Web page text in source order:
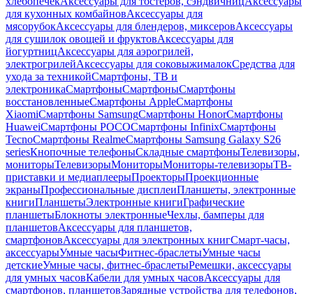
для кухонных комбайновАксессуары для
мясорубокАксессуары для блендеров, миксеровАксессуары
для сушилок овощей и фруктовАксессуары для
йогуртницАксессуары для аэрогрилей,
электрогрилейАксессуары для соковыжималокСредства для
ухода за техникойСмартфоны, ТВ и
электроникаСмартфоныСмартфоныСмартфоны
восстановленныеСмартфоны AppleСмартфоны
XiaomiСмартфоны SamsungСмартфоны HonorСмартфоны
HuaweiСмартфоны POCOСмартфоны InfinixСмартфоны
TecnoСмартфоны RealmeСмартфоны Samsung Galaxy S26
seriesКнопочные телефоныСкладные смартфоныТелевизоры,
мониторыТелевизорыМониторыМониторы-телевизорыТВ-
приставки и медиаплеерыПроекторыПроекционные
экраныПрофессиональные дисплеиПланшеты, электронные
книгиПланшетыЭлектронные книгиГрафические
планшетыБлокноты электронныеЧехлы, бамперы для
планшетовАксессуары для планшетов,
смартфоновАксессуары для электронных книгСмарт-часы,
аксессуарыУмные часыФитнес-браслетыУмные часы
детскиеУмные часы, фитнес-браслетыРемешки, аксессуары
для умных часовКабели для умных часовАксессуары для
смартфонов, планшетовЗарядные устройства для телефонов,